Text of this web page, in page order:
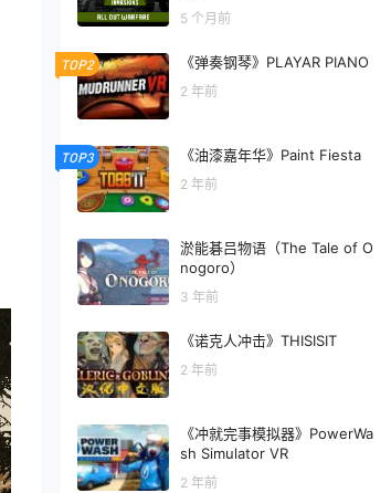
5 个月前
TOP2 《弹奏钢琴》PLAYAR PIANO
2 年前
TOP3 《油漆嘉年华》Paint Fiesta
2 年前
淤能碁吕物语（The Tale of O
nogoro）
3 年前
《诺克人冲击》THISISIT
2 年前
《冲就完事模拟器》PowerWa
sh Simulator VR
2 年前